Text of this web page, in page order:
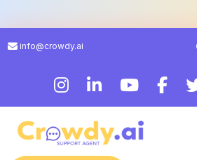
info@crowdy.ai